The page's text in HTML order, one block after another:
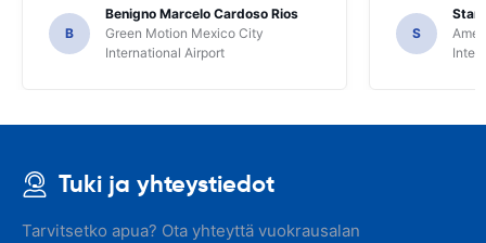
B
Benigno Marcelo Cardoso Rios
Green Motion Mexico City
International Airport
S
Tuki ja yhteystiedot
Tarvitsetko apua? Ota yhteyttä vuokrausalan